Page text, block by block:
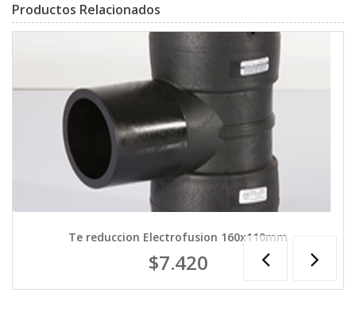
Productos Relacionados
Te reduccion Electrofusion 160x110mm
$7.420